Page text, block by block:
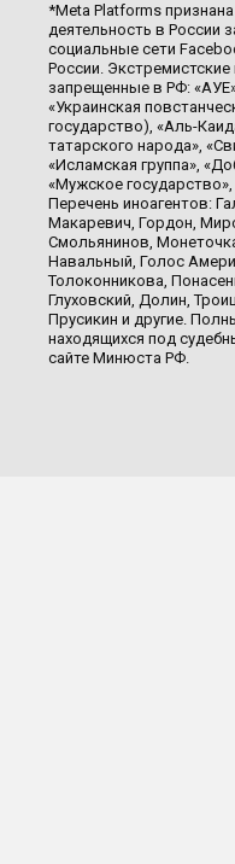
*Meta Platforms
деятельность в России
социальные сети
России. Экстремистские
запрещенные в РФ:
«Украинская
государство), «Аль-
татарского народа»,
«Исламская группа»,
«Мужское
Перечень иноагентов:
Макаревич, Гордон,
Смольянинов,
Навальный, Голос
Толоконникова,
Глуховский, Долин,
Прусикин и другие.
находящихся под
сайте Минюста РФ.